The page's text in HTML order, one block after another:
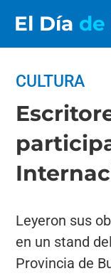
El Día de
CULTURA
Leyeron sus
en un stand
Provincia de